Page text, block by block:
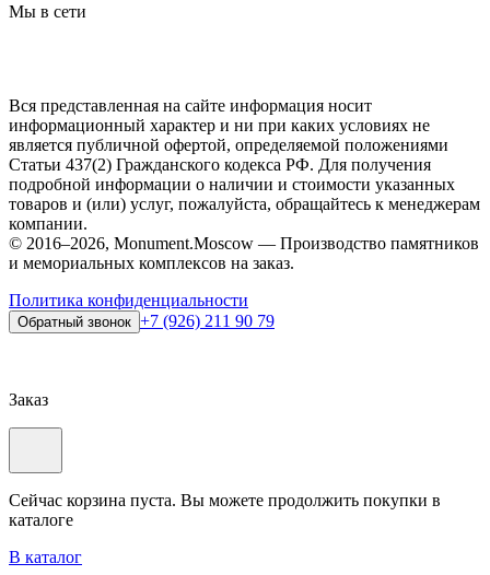
Мы в сети
Вся представленная на сайте информация носит
информационный характер и ни при каких условиях не
является публичной офертой, определяемой положениями
Статьи 437(2) Гражданского кодекса РФ. Для получения
подробной информации о наличии и стоимости указанных
товаров и (или) услуг, пожалуйста, обращайтесь к менеджерам
компании.
© 2016–2026, Monument.Moscow — Производство памятников
и мемориальных комплексов на заказ.
Политика конфиденциальности
Обратный звонок +7 (926) 211 90 79
Заказ
Сейчас корзина пуста. Вы можете продолжить покупки в
каталоге
В каталог